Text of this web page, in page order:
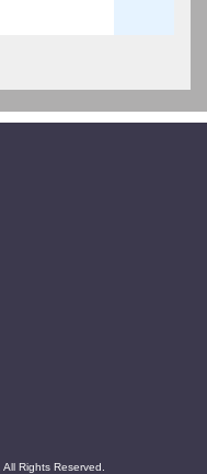
※最新の出演者情報
Rights Reserved.